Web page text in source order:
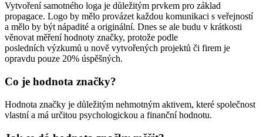
Vytvoření samotného loga je důležitým prvkem pro základ
propagace. Logo by mělo provázet každou komunikaci s veřejností
a mělo by být nápadité a originální. Dnes se ale budu v krátkosti
věnovat měření hodnoty značky, protože podle
posledních výzkumů u nově vytvořených projektů či firem je
opravdu pouze 20% úspěšných.
Co je hodnota značky?
Hodnota značky je důležitým nehmotným aktivem, které společnost
vlastní a má určitou psychologickou a finanční hodnotu.